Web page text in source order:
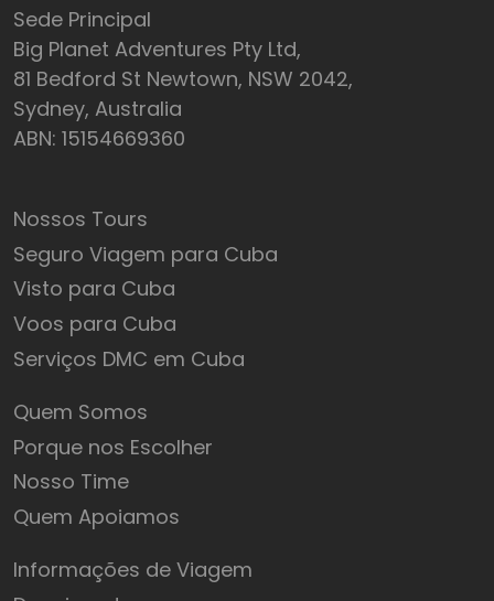
Sede Principal
Big Planet Adventures Pty Ltd,
81 Bedford St Newtown, NSW 2042,
Sydney, Australia
ABN: 15154669360
Nossos Tours
Seguro Viagem para Cuba
Visto para Cuba
Voos para Cuba
Serviços DMC em Cuba
Quem Somos
Porque nos Escolher
Nosso Time
Quem Apoiamos
Informações de Viagem